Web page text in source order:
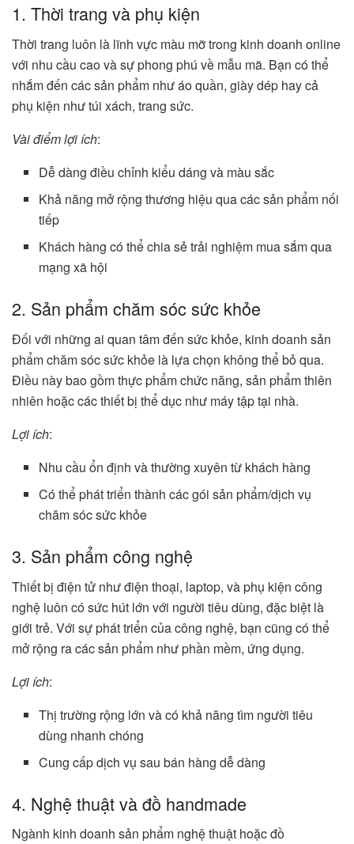
1. Thời trang và phụ kiện
Thời trang luôn là lĩnh vực màu mỡ trong kinh doanh online
với nhu cầu cao và sự phong phú về mẫu mã. Bạn có thể
nhắm đến các sản phẩm như áo quần, giày dép hay cả
phụ kiện như túi xách, trang sức.
Vài điểm lợi ích:
Dễ dàng điều chỉnh kiểu dáng và màu sắc
Khả năng mở rộng thương hiệu qua các sản phẩm nối
tiếp
Khách hàng có thể chia sẻ trải nghiệm mua sắm qua
mạng xã hội
2. Sản phẩm chăm sóc sức khỏe
Đối với những ai quan tâm đến sức khỏe, kinh doanh sản
phẩm chăm sóc sức khỏe là lựa chọn không thể bỏ qua.
Điều này bao gồm thực phẩm chức năng, sản phẩm thiên
nhiên hoặc các thiết bị thể dục như máy tập tại nhà.
Lợi ích:
Nhu cầu ổn định và thường xuyên từ khách hàng
Có thể phát triển thành các gói sản phẩm/dịch vụ
chăm sóc sức khỏe
3. Sản phẩm công nghệ
Thiết bị điện tử như điện thoại, laptop, và phụ kiện công
nghệ luôn có sức hút lớn với người tiêu dùng, đặc biệt là
giới trẻ. Với sự phát triển của công nghệ, bạn cũng có thể
mở rộng ra các sản phẩm như phần mềm, ứng dụng.
Lợi ích:
Thị trường rộng lớn và có khả năng tìm người tiêu
dùng nhanh chóng
Cung cấp dịch vụ sau bán hàng dễ dàng
4. Nghệ thuật và đồ handmade
Ngành kinh doanh sản phẩm nghệ thuật hoặc đồ